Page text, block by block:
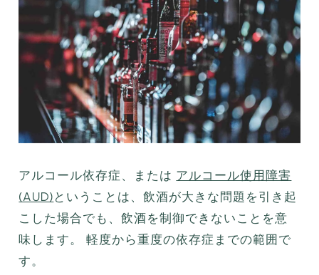
アルコール依存症、または アルコール使用障害
(AUD) ということは、飲酒が大きな問題を引き起
こした場合でも、飲酒を制御できないことを意
味します。 軽度から重度の依存症までの範囲で
す。